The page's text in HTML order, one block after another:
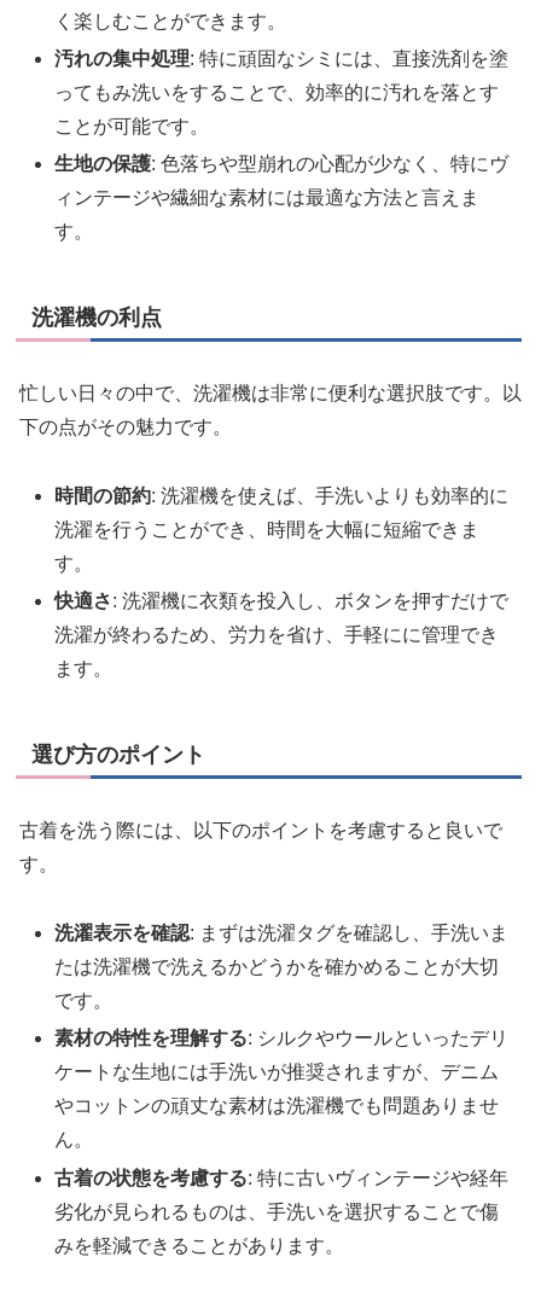
く楽しむことができます。
汚れの集中処理: 特に頑固なシミには、直接洗剤を塗
ってもみ洗いをすることで、効率的に汚れを落とす
ことが可能です。
生地の保護: 色落ちや型崩れの心配が少なく、特にヴ
ィンテージや繊細な素材には最適な方法と言えま
す。
洗濯機の利点
忙しい日々の中で、洗濯機は非常に便利な選択肢です。以
下の点がその魅力です。
時間の節約: 洗濯機を使えば、手洗いよりも効率的に
洗濯を行うことができ、時間を大幅に短縮できま
す。
快適さ: 洗濯機に衣類を投入し、ボタンを押すだけで
洗濯が終わるため、労力を省け、手軽にに管理でき
ます。
選び方のポイント
古着を洗う際には、以下のポイントを考慮すると良いで
す。
洗濯表示を確認: まずは洗濯タグを確認し、手洗いま
たは洗濯機で洗えるかどうかを確かめることが大切
です。
素材の特性を理解する: シルクやウールといったデリ
ケートな生地には手洗いが推奨されますが、デニム
やコットンの頑丈な素材は洗濯機でも問題ありませ
ん。
古着の状態を考慮する: 特に古いヴィンテージや経年
劣化が見られるものは、手洗いを選択することで傷
みを軽減できることがあります。